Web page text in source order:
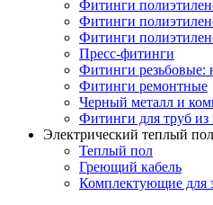
Фитинги
Фитинги
Фитинги
Пресс-фитинги
Фитинги резьбовые:
Фитинги ремонтные
Черный металл и
Фитинги для труб
Электрический теплый
Теплый пол
Греющий кабель
Комплектующие для